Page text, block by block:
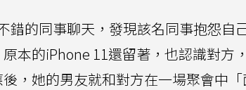
錯的同事聊天，發現該名同事抱怨自
本的iPhone 11還留著，也認識對方
，她的男友就和對方在一場聚會中